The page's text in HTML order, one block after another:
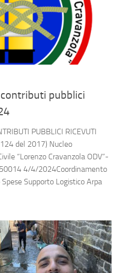
pubblici
PUBBLICI RICEVUTI
del 2017) Nucleo
“Lorenzo Cravanzola ODV”-
4/4/2024Coordinamento
Supporto Logistico Arpa